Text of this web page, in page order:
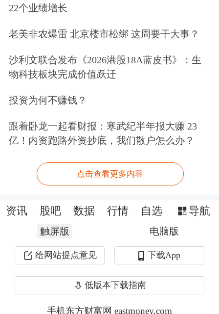
资料显示，公司公司所处行业为光伏及
半导体制造行业。
22个业绩增长
老美非农爆雷 北京楼市松绑 这周要干大事？
沙利文联合发布《2026港股18A蓝皮书》：生
物科技板块完成价值跃迁
投资为何不赚钱？
跟着卧龙一起看财报：寒武纪半年报大赚 23
亿！内资跑路外资抄底，我们散户怎么办？
点击查看更多内容
资讯 股吧 数据 行情 自选 导航
触屏版 电脑版
给网站提点意见 下载App
低版本下载指南
手机东方财富网 eastmoney.com